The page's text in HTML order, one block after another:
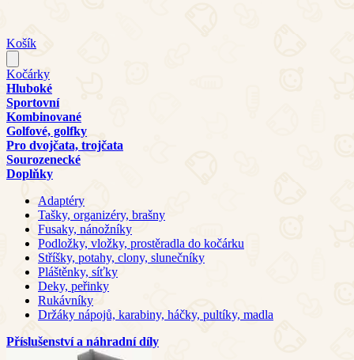
Košík
Kočárky
Hluboké
Sportovní
Kombinované
Golfové, golfky
Pro dvojčata, trojčata
Sourozenecké
Doplňky
Adaptéry
Tašky, organizéry, brašny
Fusaky, nánožníky
Podložky, vložky, prostěradla do kočárku
Stříšky, potahy, clony, slunečníky
Pláštěnky, síťky
Deky, peřinky
Rukávníky
Držáky nápojů, karabiny, háčky, pultíky, madla
Příslušenství a náhradní díly